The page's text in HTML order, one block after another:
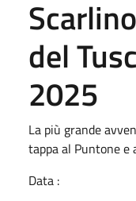
del
2025
La più grande
tappa al Puntone e
Data :